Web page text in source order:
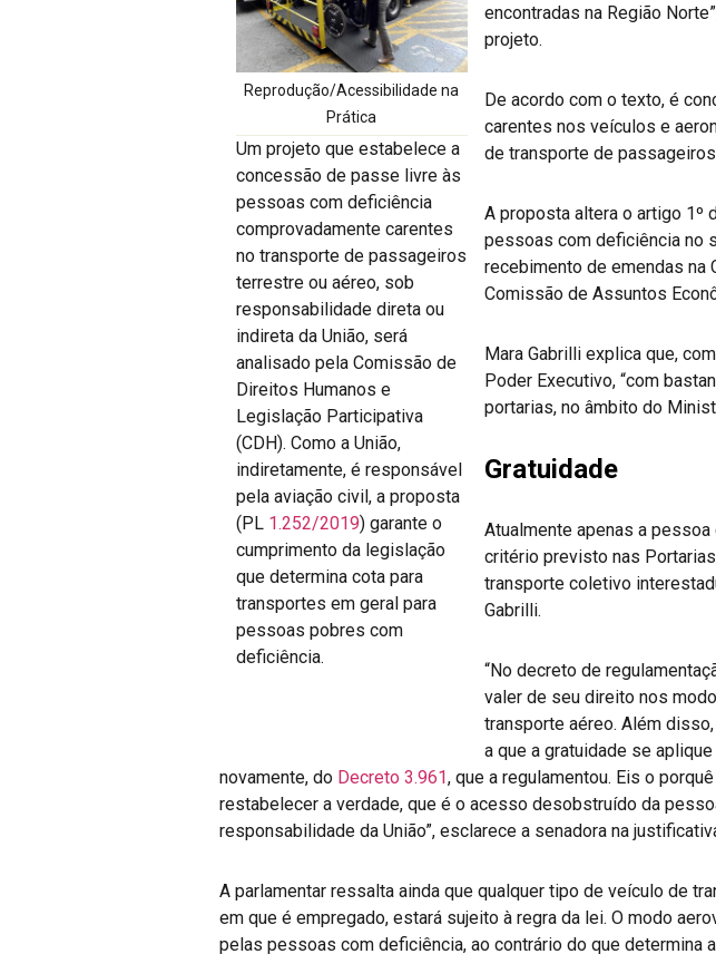
Reprodução/Acessibilidade na
Prática
Um projeto que estabelece a
concessão de passe livre às
pessoas com deficiência
comprovadamente carentes
no transporte de passageiros
terrestre ou aéreo, sob
responsabilidade direta ou
indireta da União, será
analisado pela Comissão de
Direitos Humanos e
Legislação Participativa
(CDH). Como a União,
indiretamente, é responsável
pela aviação civil, a proposta
(PL 1.252/2019) garante o
cumprimento da legislação
que determina cota para
transportes em geral para
pessoas pobres com
deficiência.
encontradas na Região
projeto.
De acordo com o texto, é
carentes nos veículos e
de transporte de
A proposta altera o artigo 1º
pessoas com deficiência no
recebimento de emendas na
Comissão de Assuntos
Mara Gabrilli explica que,
Poder Executivo, “com
portarias, no âmbito do
Gratuidade
Atualmente apenas a
critério previsto nas
transporte coletivo
Gabrilli.
“No decreto de
valer de seu direito nos
transporte aéreo. Além
a que a gratuidade se
novamente, do Decreto 3.961, que a regulamentou. Eis o
restabelecer a verdade, que é o acesso desobstruído da
responsabilidade da União”, esclarece a senadora na
A parlamentar ressalta ainda que qualquer tipo de veículo de
em que é empregado, estará sujeito à regra da lei. O modo
pelas pessoas com deficiência, ao contrário do que determina